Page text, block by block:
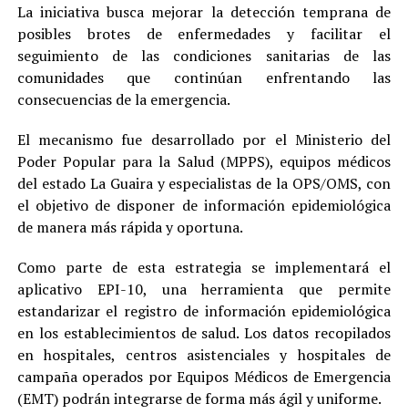
La iniciativa busca mejorar la detección temprana de
posibles brotes de enfermedades y facilitar el
seguimiento de las condiciones sanitarias de las
comunidades que continúan enfrentando las
consecuencias de la emergencia.
El mecanismo fue desarrollado por el Ministerio del
Poder Popular para la Salud (MPPS), equipos médicos
del estado La Guaira y especialistas de la OPS/OMS, con
el objetivo de disponer de información epidemiológica
de manera más rápida y oportuna.
Como parte de esta estrategia se implementará el
aplicativo EPI-10, una herramienta que permite
estandarizar el registro de información epidemiológica
en los establecimientos de salud. Los datos recopilados
en hospitales, centros asistenciales y hospitales de
campaña operados por Equipos Médicos de Emergencia
(EMT) podrán integrarse de forma más ágil y uniforme.